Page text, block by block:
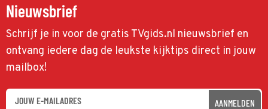
Nieuwsbrief
Schrijf je in voor de gratis TVgids.nl nieuwsbrief en
ontvang iedere dag de leukste kijktips direct in jouw
mailbox!
AANMELDEN